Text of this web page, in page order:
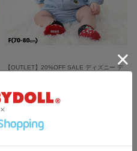
【OUTLET】20%OFF SALE ディズニー デ